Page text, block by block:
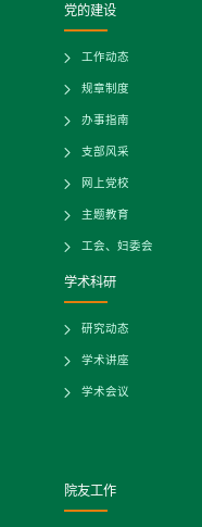
党的建设
工作动态
规章制度
办事指南
支部风采
网上党校
主题教育
工会、妇委会
学术科研
研究动态
学术讲座
学术会议
院友工作